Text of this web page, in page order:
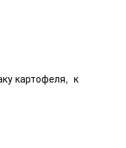
картофеля, к